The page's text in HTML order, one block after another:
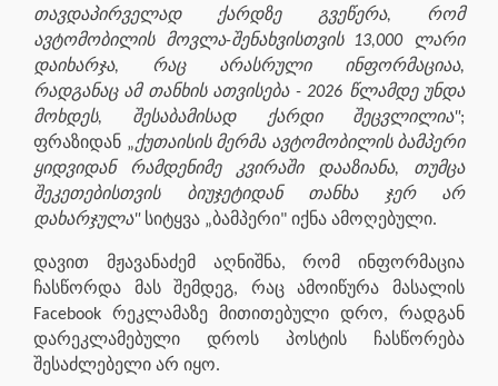
თავდაპირველად ქარდზე გვეწერა, რომ
ავტომობილის მოვლა-შენახვისთვის 13,000 ლარი
დაიხარჯა, რაც არასრული ინფორმაციაა,
რადგანაც ამ თანხის ათვისება - 2026 წლამდე უნდა
მოხდეს, შესაბამისად ქარდი შეცვლილია";
ფრაზიდან „ქუთაისის მერმა ავტომობილის ბამპერი
ყიდვიდან რამდენიმე კვირაში დააზიანა, თუმცა
შეკეთებისთვის ბიუჯეტიდან თანხა ჯერ არ
დახარჯულა" სიტყვა „ბამპერი" იქნა ამოღებული.
დავით მჟავანაძემ აღნიშნა, რომ ინფორმაცია
ჩასწორდა მას შემდეგ, რაც ამოიწურა მასალის
Facebook რეკლამაზე მითითებული დრო, რადგან
დარეკლამებული დროს პოსტის ჩასწორება
შესაძლებელი არ იყო.